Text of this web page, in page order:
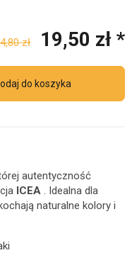
zł 19,50 zł *
do koszyka
autentyczność
ICEA . Idealna dla
naturalne kolory i